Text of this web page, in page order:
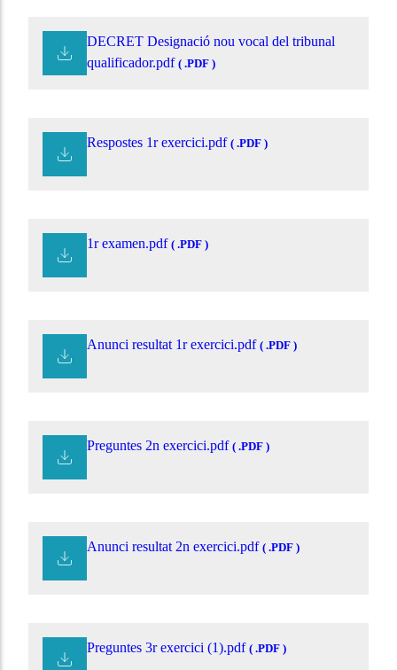
DECRET Designació nou vocal del tribunal
qualificador.pdf ( .PDF )
Respostes 1r exercici.pdf ( .PDF )
1r examen.pdf ( .PDF )
Anunci resultat 1r exercici.pdf ( .PDF )
Preguntes 2n exercici.pdf ( .PDF )
Anunci resultat 2n exercici.pdf ( .PDF )
Preguntes 3r exercici (1).pdf ( .PDF )